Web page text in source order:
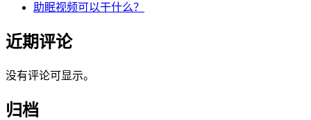
助眠视频可以干什么？
近期评论
没有评论可显示。
归档